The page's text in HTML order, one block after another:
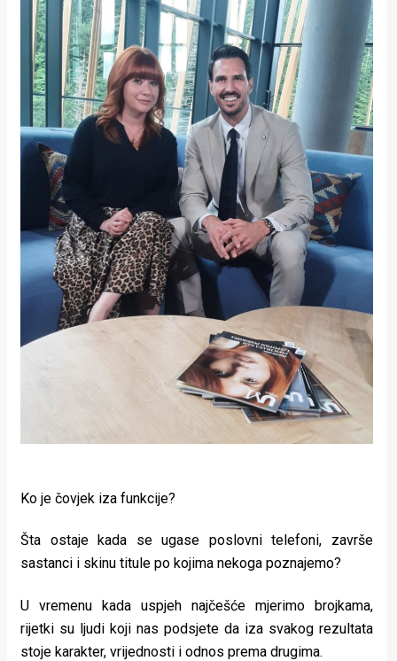
Ko je čovjek iza funkcije?
Šta ostaje kada se ugase poslovni telefoni, završe
sastanci i skinu titule po kojima nekoga poznajemo?
U vremenu kada uspjeh najčešće mjerimo brojkama,
rijetki su ljudi koji nas podsjete da iza svakog rezultata
stoje karakter, vrijednosti i odnos prema drugima.